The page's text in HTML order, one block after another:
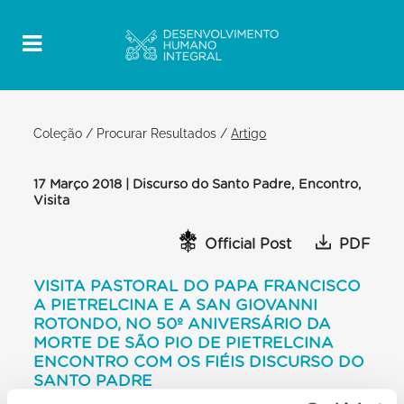
Coleção / Procurar Resultados /Artigo
17 Março 2018 | Discurso do Santo Padre, Encontro,
Visita
Official Post PDF
VISITA PASTORAL DO PAPA FRANCISCO
A PIETRELCINA E A SAN GIOVANNI
ROTONDO, NO 50º ANIVERSÁRIO DA
MORTE DE SÃO PIO DE PIETRELCINA
ENCONTRO COM OS FIÉIS DISCURSO DO
SANTO PADRE